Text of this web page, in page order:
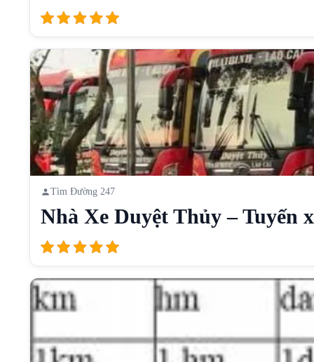
Tìm Đường 247
Nhà Xe Duyệt Thủy – Tuyến